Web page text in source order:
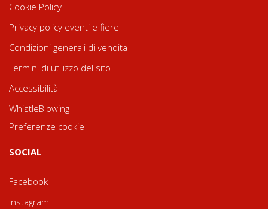
Cookie Policy
Privacy policy eventi e fiere
Condizioni generali di vendita
Termini di utilizzo del sito
Accessibilità
WhistleBlowing
Preferenze cookie
SOCIAL
Facebook
Instagram